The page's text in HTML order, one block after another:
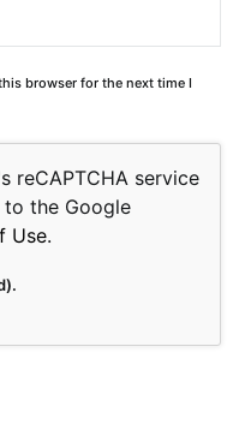
browser for the next time I
reCAPTCHA service
the Google
Use.